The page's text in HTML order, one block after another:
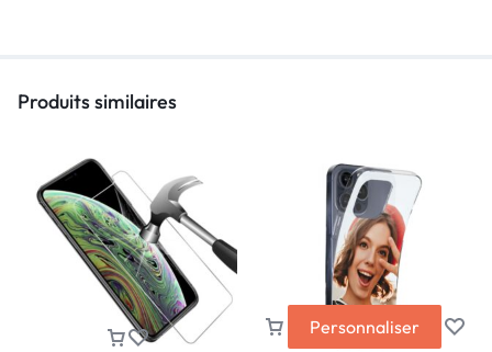
Produits similaires
Personnaliser